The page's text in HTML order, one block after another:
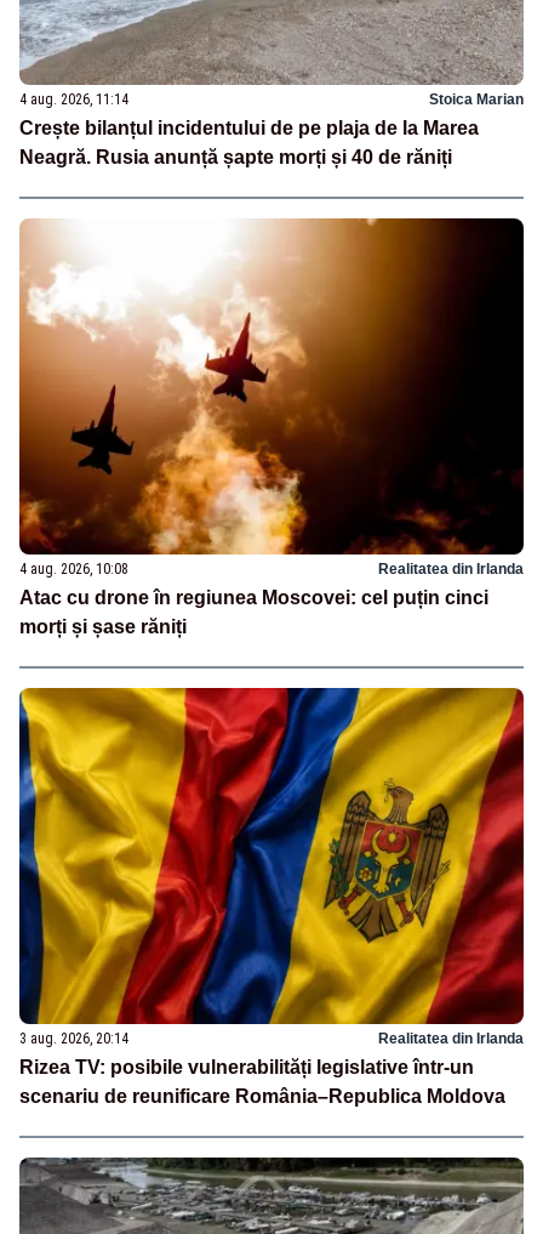
4 aug. 2026, 11:14 Stoica Marian
Crește bilanțul incidentului de pe plaja de la Marea
Neagră. Rusia anunță șapte morți și 40 de răniți
4 aug. 2026, 10:08 Realitatea din Irlanda
Atac cu drone în regiunea Moscovei: cel puțin cinci
morți și șase răniți
3 aug. 2026, 20:14 Realitatea din Irlanda
Rizea TV: posibile vulnerabilități legislative într-un
scenariu de reunificare România–Republica Moldova